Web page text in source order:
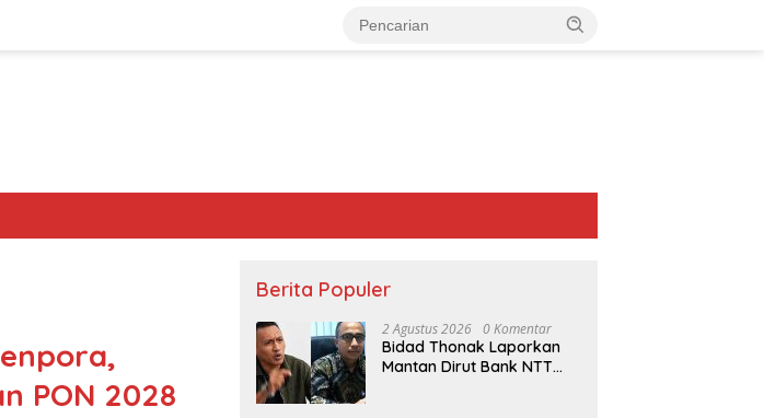
PON 2028
Berita Populer
2 Agustus 2026 0 Komentar
Bidad Thonak Laporkan
Mantan Dirut Bank NTT